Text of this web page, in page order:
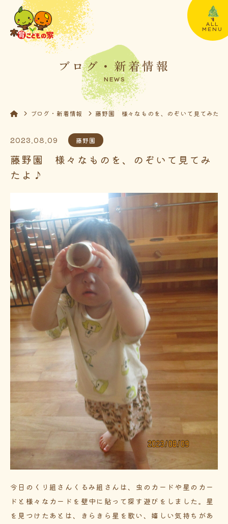
ALL
MENU
ブログ・新着情報
NEWS
ブログ・新着情報 藤野園 様々なものを、のぞいて見てみた
2023.08.09 藤野園
藤野園 様々なものを、のぞいて見てみ
たよ♪
今日のくり組さんくるみ組さんは、虫のカードや星のカー
ドと様々なカードを壁中に貼って探す遊びをしました。星
を見つけたあとは、きらきら星を歌い、嬉しい気持ちがあ